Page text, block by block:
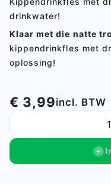
drinkwater!
Klaar met die natte
kippendrinkfles met
oplossing!
€ 3,99incl. BTW